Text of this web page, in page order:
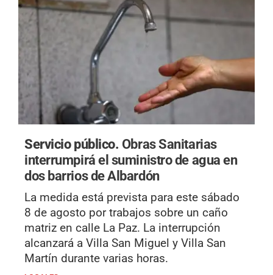
Servicio público. Obras Sanitarias
interrumpirá el suministro de agua en
dos barrios de Albardón
La medida está prevista para este sábado
8 de agosto por trabajos sobre un caño
matriz en calle La Paz. La interrupción
alcanzará a Villa San Miguel y Villa San
Martín durante varias horas.